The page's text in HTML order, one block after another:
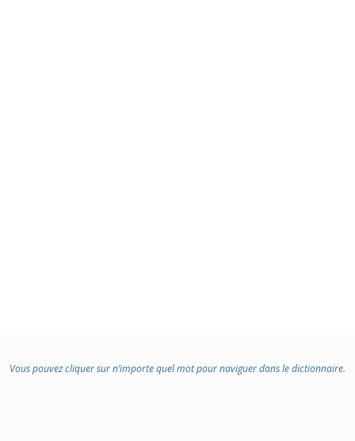
Vous pouvez cliquer sur n’importe quel mot pour naviguer dans le dictionnaire.